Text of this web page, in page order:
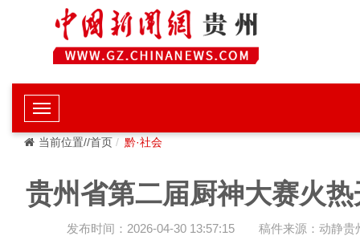
当前位置//首页 黔·社会
贵州省第二届厨神大赛火
发布时间：2026-04-30 13:57:15 稿件来源：动静贵